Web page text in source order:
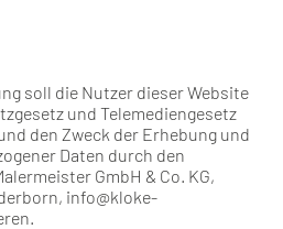
soll die Nutzer dieser Website
und Telemediengesetz
den Zweck der Erhebung und
Daten durch den
GmbH & Co. KG,
info@kloke-